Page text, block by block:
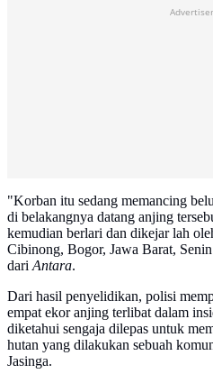
"Korban itu sedang memancing
di belakangnya datang anjing
kemudian berlari dan dikejar lah
Cibinong, Bogor, Jawa Barat,
dariAntara.
Dari hasil penyelidikan, polisi
empat ekor anjing terlibat dalam
diketahui sengaja dilepas untuk
hutan yang dilakukan sebuah
Jasinga.